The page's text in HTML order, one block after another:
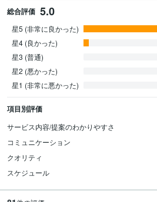
総合評価 5.0
星5 (非常に良かった)
星4 (良かった)
星3 (普通)
星2 (悪かった)
星1 (非常に悪かった)
項目別評価
サービス内容/提案のわかりやすさ
コミュニケーション
クオリティ
スケジュール